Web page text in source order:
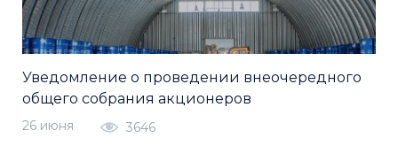
Уведомление о проведении внеочередного
общего собрания акционеров
26 июня 3646